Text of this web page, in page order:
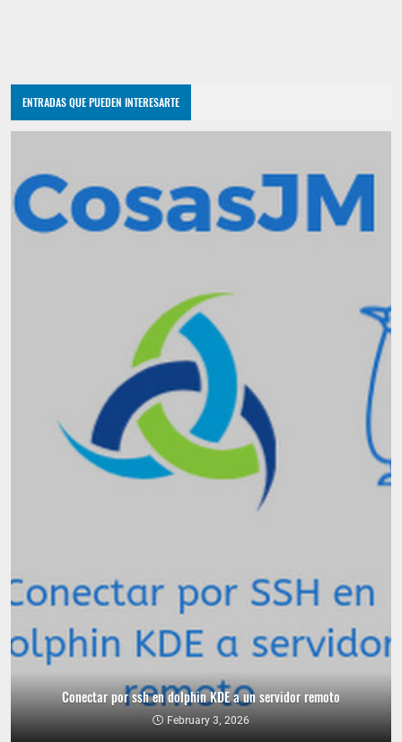
ENTRADAS QUE PUEDEN INTERESARTE
Conectar por ssh en dolphin KDE a un servidor remoto
February 3, 2026